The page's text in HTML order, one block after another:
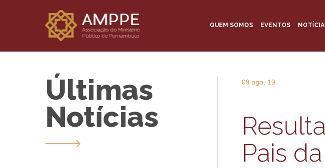
QUEM SOMOS EVENTOS
Últimas
Notícias
09 ago, 19
Pais